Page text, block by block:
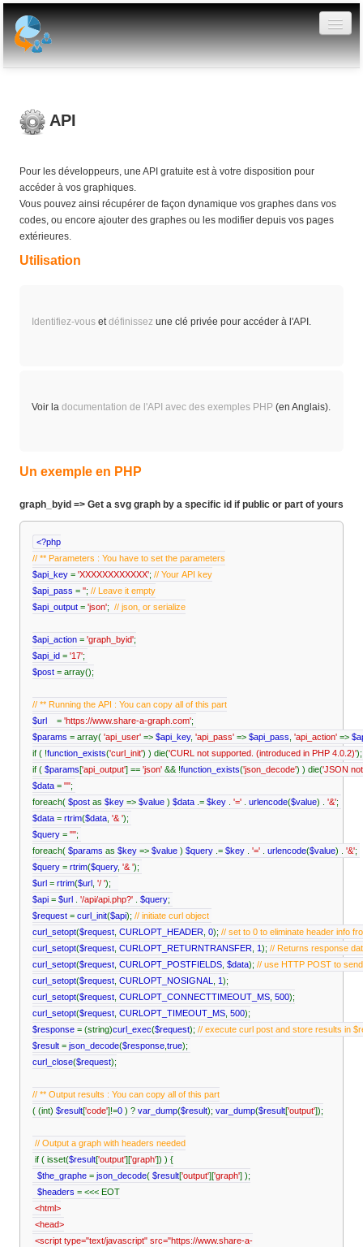
Evolutions
API
Pour les développeurs, une API gratuite est à votre disposition pour
accéder à vos graphiques.
Vous pouvez ainsi récupérer de façon dynamique vos graphes dans vos
codes, ou encore ajouter des graphes ou les modifier depuis vos pages
extérieures.
Utilisation
Identifiez-vous etdéfinissez une clé privée pour accéder à l'API.
Voir la documentation de l'API avec des exemples PHP (en Anglais).
Un exemple en PHP
graph_byid => Get a svg graph by a specific id if public or part of yours
<?php
// ** Parameters : You have to set the parameters
$api_key = 'XXXXXXXXXXXX'; // Your API key
$api_pass = ''; // Leave it empty
$api_output = 'json'; // json, or serialize
$api_action = 'graph_byid';
$api_id = '17';
$post = array();
// ** Running the API : You can copy all of this part
$url = 'https://www.share-a-graph.com';
$params = array( 'api_user' => $api_key, 'api_pass' => $api_pass 'api_action' =>
if ( !function_exists('curl_init') ) die('CURL not supported. (introduced in PHP 4.0.2)'
if ( $params['api_output'] == 'json' && !function_exists('json_decode') ) die('JSON
$data = "";
foreach( $post as $key => $value ) $data .= $key '=' urlencode($value) . '&';
$data = rtrim($data '& ');
$query = "";
foreach( $params as $key => $value ) $query .= $key '=' urlencode($value) . '&';
$query = rtrim($query, '& ');
$url = rtrim($url '/ ');
$api = $url '/api/api.php?' $query;
$request = curl_init($api); // initiate curl object
curl_setopt($request CURLOPT_HEADER 0); // set to 0 to eliminate header info
curl_setopt($request CURLOPT_RETURNTRANSFER 1); // Returns response
curl_setopt($request CURLOPT_POSTFIELDS $data); // use HTTP POST to
curl_setopt($request CURLOPT_NOSIGNAL 1);
curl_setopt($request CURLOPT_CONNECTTIMEOUT_MS 500);
curl_setopt($request CURLOPT_TIMEOUT_MS 500);
$response = (string)curl_exec($request); // execute curl post and store results in
$result = json_decode($response true);
curl_close($request);
// ** Output results : You can copy all of this part
( (int) $result['code']!=0 ) ? var_dump($result); var_dump($result['output']);
// Output a graph with headers needed
if ( isset($result['output']['graph']) ) {
$the_graphe = json_decode( $result['output']['graph'] );
$headers = <<< EOT
<html>
<head>
<script type="text/javascript" src="https://www.share-a-